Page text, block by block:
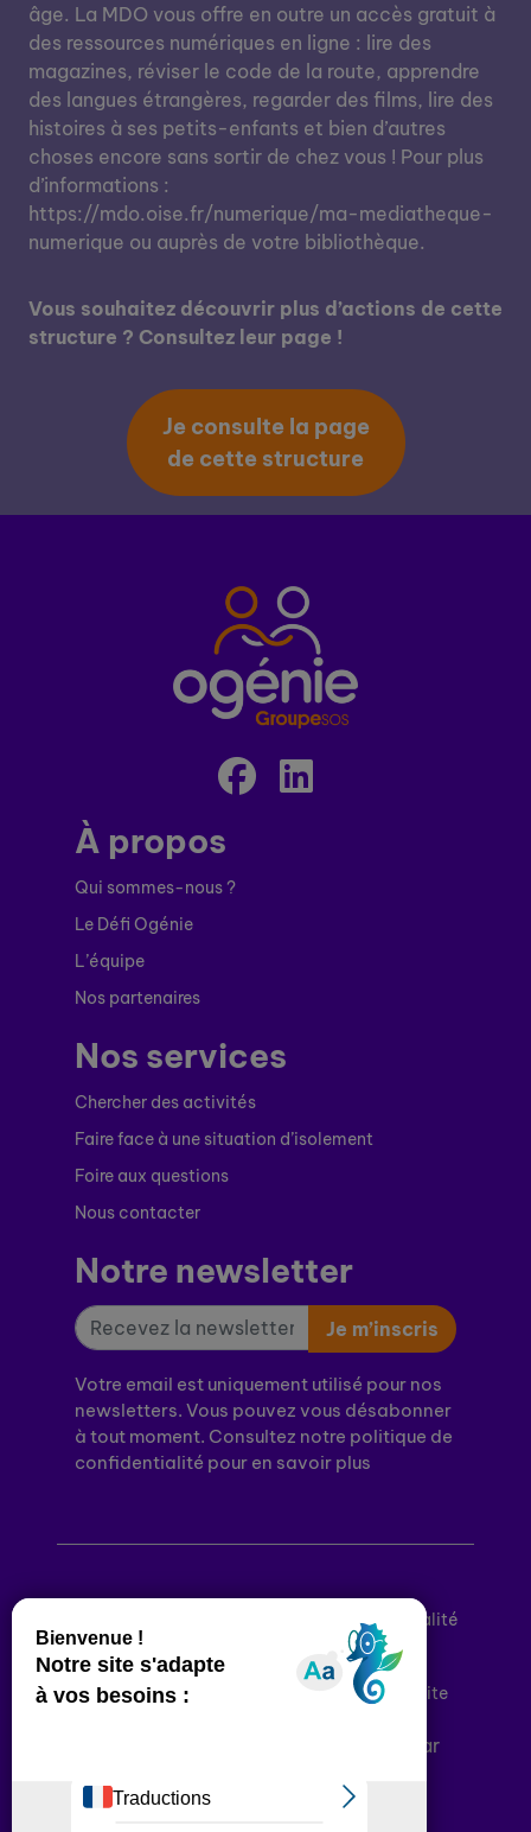
âge. La MDO vous offre en outre un accès gratuit à
des ressources numériques en ligne : lire des
magazines, réviser le code de la route, apprendre
des langues étrangères, regarder des films, lire des
histoires à ses petits-enfants et bien d’autres
choses encore sans sortir de chez vous ! Pour plus
d’informations :
https://mdo.oise.fr/numerique/ma-mediatheque-
numerique ou auprès de votre bibliothèque.
Vous souhaitez découvrir plus d’actions de cette
structure ? Consultez leur page !
Je consulte la page
de cette structure
À propos
Qui sommes-nous ?
Le Défi Ogénie
L’équipe
Nos partenaires
Nos services
Chercher des activités
Faire face à une situation d’isolement
Foire aux questions
Nous contacter
Notre newsletter
Je m’inscris
Votre email est uniquement utilisé pour nos
newsletters. Vous pouvez vous désabonner
à tout moment. Consultez notre politique de
confidentialité pour en savoir plus
Politique de confidentialité
Conditions générales d’utilisation
Déclaration d’accessibilité
Plan du site
Plateforme développée en France par